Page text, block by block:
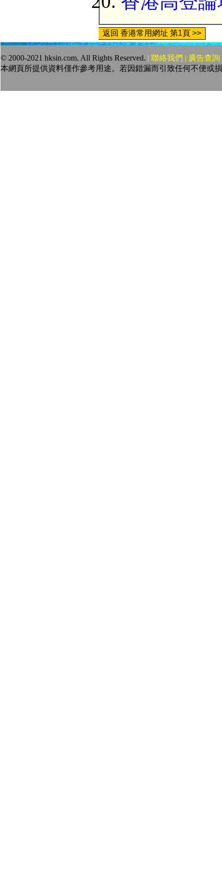
返回 香港常用網址 第1頁 >>
© 2000-2021 hksin.com. All Rights Reserved. | 聯絡我們 | 廣告查詢
本網頁所提供資料僅作參考用途。若因錯漏而引致任何不便或